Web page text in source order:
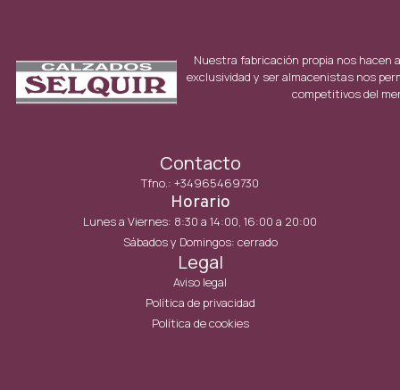
Nuestra fabricación propia nos hacen
exclusividad y ser almacenistas nos
competitivos del
Legal
Aviso legal
Política de privacidad
Política de cookies
Horario
Lunes a Viernes: 8:30 a 14:00, 16:00 a 20:00
Sábados y Domingos: cerrado
Contacto
Tfno.: +34965469730